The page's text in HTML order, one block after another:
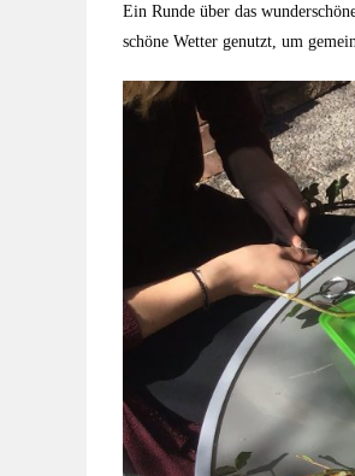
Ein Runde über das
schöne Wetter genutzt, um